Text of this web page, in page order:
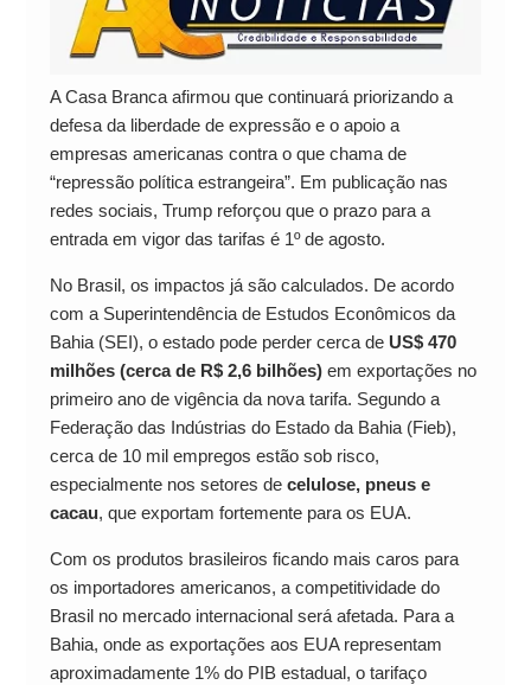
A Casa Branca afirmou que continuará priorizando a
defesa da liberdade de expressão e o apoio a
empresas americanas contra o que chama de
“repressão política estrangeira”. Em publicação nas
redes sociais, Trump reforçou que o prazo para a
entrada em vigor das tarifas é 1º de agosto.
No Brasil, os impactos já são calculados. De acordo
com a Superintendência de Estudos Econômicos da
Bahia (SEI), o estado pode perder cerca de US$ 470
milhões (cerca de R$ 2,6 bilhões)em exportações no
primeiro ano de vigência da nova tarifa. Segundo a
Federação das Indústrias do Estado da Bahia (Fieb),
cerca de 10 mil empregos estão sob risco,
especialmente nos setores de celulose, pneus e
cacau, que exportam fortemente para os EUA.
Com os produtos brasileiros ficando mais caros para
os importadores americanos, a competitividade do
Brasil no mercado internacional será afetada. Para a
Bahia, onde as exportações aos EUA representam
aproximadamente 1% do PIB estadual, o tarifaço